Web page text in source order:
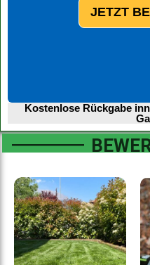
JETZT
Kostenlose Rückgabe